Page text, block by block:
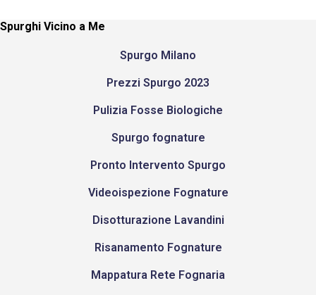
Spurghi Vicino a Me
Spurgo Milano
Prezzi Spurgo 2023
Pulizia Fosse Biologiche
Spurgo fognature
Pronto Intervento Spurgo
Videoispezione Fognature
Disotturazione Lavandini
Risanamento Fognature
Mappatura Rete Fognaria